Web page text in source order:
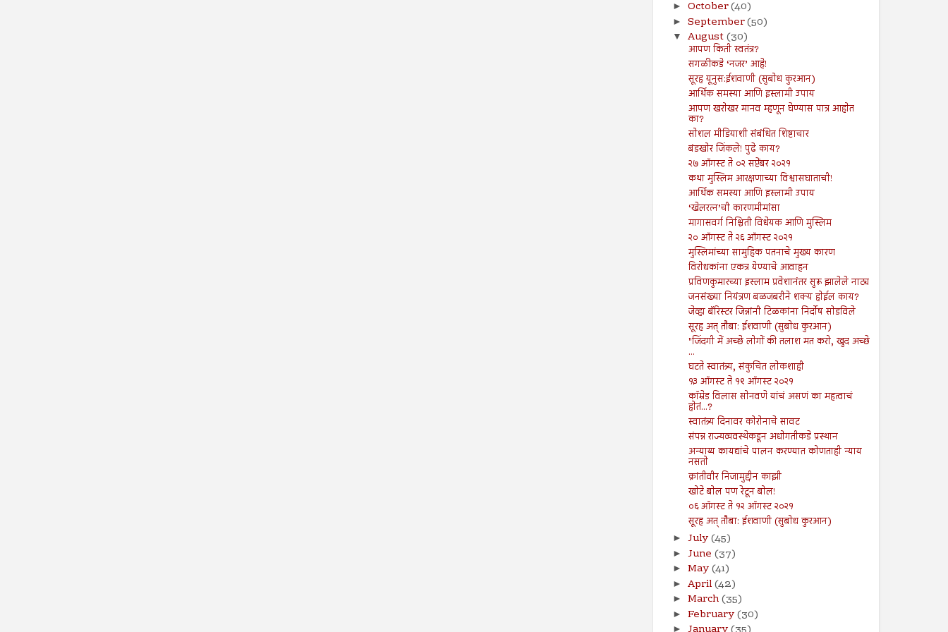
► October(40)
► September(50)
▼ August(30)
आपण किती स्वतंत्र?
सगळीकडे ‘नजर’ आहे!
सूरह यूनुस:ईशवाणी (सुबोध कुरआन)
आर्थिक समस्या आणि इस्लामी उपाय
आपण खरोखर मानव म्हणून घेण्यास पात्र आहोत
का?
सोशल मीडियाशी संबंधित शिष्टाचार
बंडखोर जिंकले! पुढे काय?
२७ ऑगस्ट ते ०२ सप्टेंबर २०२१
कथा मुस्लिम आरक्षणाच्या विश्वासघाताची!
आर्थिक समस्या आणि इस्लामी उपाय
‘खेलरत्न’ची कारणमीमांसा
मागासवर्ग निश्चिती विधेयक आणि मुस्लिम
२० ऑगस्ट ते २६ ऑगस्ट २०२१
मुस्लिमांच्या सामुहिक पतनाचे मुख्य कारण
विरोधकांना एकत्र येण्याचे आवाहन
प्रविणकुमारच्या इस्लाम प्रवेशानंतर सुरू झालेले नाट्य
जनसंख्या नियंत्रण बळजबरीने शक्य होईल काय?
जेव्हा बॅरिस्टर जिन्नांनी टिळकांना निर्दोष सोडविले
सूरह अत् तौबा: ईशवाणी (सुबोध कुरआन)
"जिंदगी में अच्छे लोगों की तलाश मत करो, खुद अच्छे
...
घटते स्वातंत्र्य, संकुचित लोकशाही
१३ ऑगस्ट ते १९ ऑगस्ट २०२१
कॉम्रेड विलास सोनवणे यांचं असणं का महत्वाचं
होतं...?
स्वातंत्र्य दिनावर कोरोनाचे सावट
संपन्न राज्यव्यवस्थेकडून अधोगतीकडे प्रस्थान
अन्याय्य कायद्यांचे पालन करण्यात कोणताही न्याय
नसतो
क्रांतीवीर निजामुद्दीन काझी
खोटे बोल पण रेटून बोल!
०६ ऑगस्ट ते १२ ऑगस्ट २०२१
सूरह अत् तौबा: ईशवाणी (सुबोध कुरआन)
► July(45)
► June (37)
► May(41)
► April(42)
► March(35)
► February(30)
►